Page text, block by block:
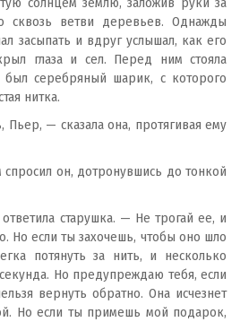
сквозь ветви деревьев. Однажды
засыпать и вдруг услышал, как его
глаза и сел. Перед ним стояла
серебряный шарик, с которого
нитка.
Пьер, — сказала она, протягивая ему
он, дотронувшись до тонкой
старушка. — Не трогай ее, и
Но если ты захочешь, чтобы оно шло
потянуть за нить, и несколько
Но предупреждаю тебя, если
вернуть обратно. Она исчезнет
Но если ты примешь мой подарок,